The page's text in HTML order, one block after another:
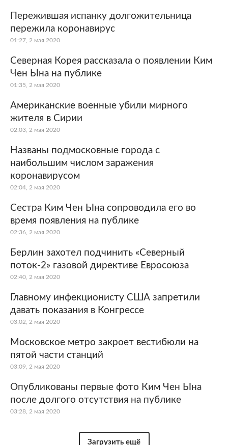
Пережившая испанку долгожительница
пережила коронавирус
01:27, 2 мая 2020
Северная Корея рассказала о появлении Ким
Чен Ына на публике
01:35, 2 мая 2020
Американские военные убили мирного
жителя в Сирии
02:03, 2 мая 2020
Названы подмосковные города с
наибольшим числом заражения
коронавирусом
02:04, 2 мая 2020
Сестра Ким Чен Ына сопроводила его во
время появления на публике
02:36, 2 мая 2020
Берлин захотел подчинить «Северный
поток-2» газовой директиве Евросоюза
02:40, 2 мая 2020
Главному инфекционисту США запретили
давать показания в Конгрессе
03:02, 2 мая 2020
Московское метро закроет вестибюли на
пятой части станций
03:09, 2 мая 2020
Опубликованы первые фото Ким Чен Ына
после долгого отсутствия на публике
03:28, 2 мая 2020
Загрузить ещё